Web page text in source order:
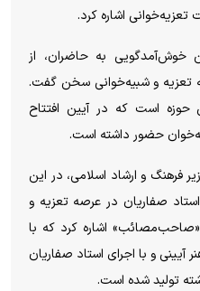
اشاره کرد.
خوش‌آمدگویی به حاضران، از
تعزیه و شبیه‌خوانی سخن گفت.
حوزه است که در آیین افتتاح
حضور داشته است.
فرهنگ و ارشاد اسلامی، در این
صفاریان در عرصه تعزیه و
اشاره کرد که با
آیینی و با اجرای استاد صفاریان
تولید شده است.